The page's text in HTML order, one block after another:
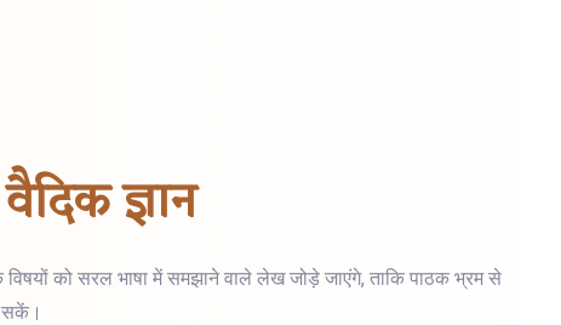
ज्ञान
विषयों को सरल भाषा में समझाने वाले लेख जोड़े जाएंगे, ताकि पाठक भ्रम से
सकें।